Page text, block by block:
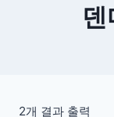
2개 결과 출력